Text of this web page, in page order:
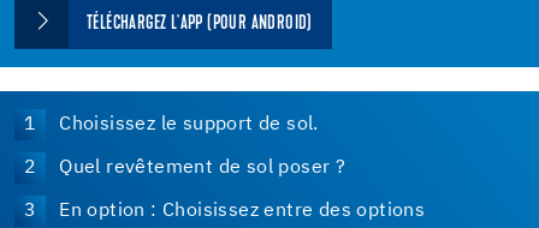
TÉLÉCHARGEZ L'APP (POUR ANDROID)
Choisissez le support de sol.
Quel revêtement de sol poser ?
En option : Choisissez entre des options